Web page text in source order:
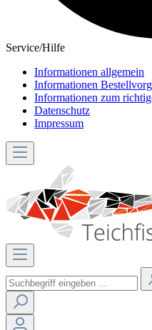
Service/Hilfe
Informationen allgemein
Informationen
Informationen zum
Datenschutz
Impressum